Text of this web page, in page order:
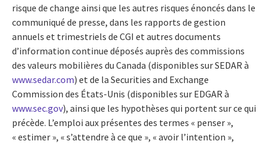
risque de change ainsi que les autres risques énoncés dans le
communiqué de presse, dans les rapports de gestion
annuels et trimestriels de CGI et autres documents
d’information continue déposés auprès des commissions
des valeurs mobilières du Canada (disponibles sur SEDAR à
www.sedar.com) et de la Securities and Exchange
Commission des États-Unis (disponibles sur EDGAR à
www.sec.gov), ainsi que les hypothèses qui portent sur ce qui
précède. L’emploi aux présentes des termes « penser »,
« estimer », « s’attendre à ce que », « avoir l’intention »,